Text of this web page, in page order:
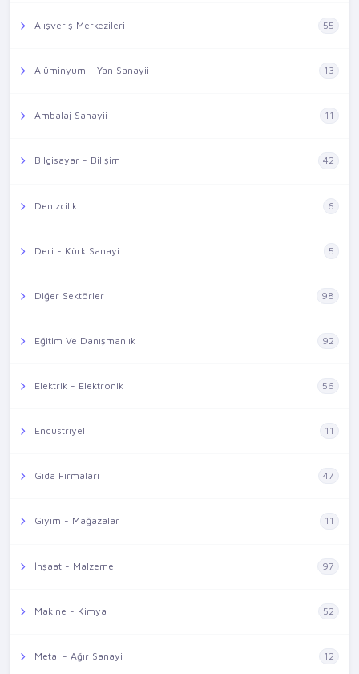
Alışveriş Merkezileri 55
Alüminyum - Yan Sanayii 13
Ambalaj Sanayii 11
Bilgisayar - Bilişim 42
Denizcilik 6
Deri - Kürk Sanayi 5
Diğer Sektörler 98
Eğitim Ve Danışmanlık 92
Elektrik - Elektronik 56
Endüstriyel 11
Gıda Firmaları 47
Giyim - Mağazalar 11
İnşaat - Malzeme 97
Makine - Kimya 52
Metal - Ağır Sanayi 12